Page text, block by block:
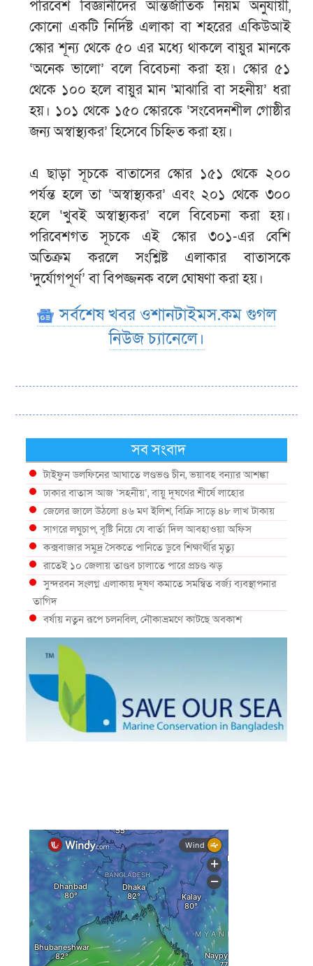
পরিবেশ বিজ্ঞানীদের আন্তর্জাতিক নিয়ম অনুযায়ী,
কোনো একটি নির্দিষ্ট এলাকা বা শহরের একিউআই
স্কোর শূন্য থেকে ৫০ এর মধ্যে থাকলে বায়ুর মানকে
‘অনেক ভালো’ বলে বিবেচনা করা হয়। স্কোর ৫১
থেকে ১০০ হলে বায়ুর মান ‘মাঝারি বা সহনীয়’ ধরা
হয়। ১০১ থেকে ১৫০ স্কোরকে ‘সংবেদনশীল গোষ্ঠীর
জন্য অস্বাস্থ্যকর’ হিসেবে চিহ্নিত করা হয়।
এ ছাড়া সূচকে বাতাসের স্কোর ১৫১ থেকে ২০০
পর্যন্ত হলে তা ‘অস্বাস্থ্যকর’ এবং ২০১ থেকে ৩০০
হলে ‘খুবই অস্বাস্থ্যকর’ বলে বিবেচনা করা হয়।
পরিবেশগত সূচকে এই স্কোর ৩০১-এর বেশি
অতিক্রম করলে সংশ্লিষ্ট এলাকার বাতাসকে
‘দুর্যোগপূর্ণ’ বা বিপজ্জনক বলে ঘোষণা করা হয়।
সর্বশেষ খবর ওশানটাইমস.কম গুগল
নিউজ চ্যানেলে।
সব সংবাদ
টাইফুন ডলফিনের আঘাতে লণ্ডভণ্ড চীন, ভয়াবহ বন্যার আশঙ্কা
ঢাকার বাতাস আজ ‘সহনীয়’, বায়ু দূষণের শীর্ষে লাহোর
জেলের জালে উঠলো ৪৬ মণ ইলিশ, বিক্রি সাড়ে ৪৮ লাখ টাকায়
সাগরে লঘুচাপ, বৃষ্টি নিয়ে যে বার্তা দিল আবহাওয়া অফিস
কক্সবাজার সমুদ্র সৈকতে পানিতে ডুবে শিক্ষার্থীর মৃত্যু
রাতেই ১০ জেলায় তাণ্ডব চালাতে পারে প্রচণ্ড ঝড়
সুন্দরবন সংলগ্ন এলাকায় দূষণ কমাতে সমন্বিত বর্জ্য ব্যবস্থাপনার
তাগিদ
বর্ষায় নতুন রূপে চলনবিল, নৌকাভ্রমণে কাটছে অবকাশ
গভীর সমুদ্রে ধরা পড়া ৫৪ কেজির তবল মাছ
কক্সবাজারে প্যারাসেইলিংয়ে নিরাপত্তা ঝুঁকি, নেই স্থায়ী পদক্ষেপ